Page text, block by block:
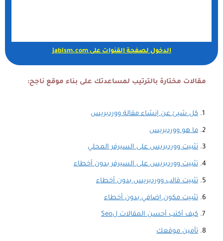
الدخول لصفحة القنوات على jabism.com
مقالات مختارة بالترتيب لمساعدتك على بناء موقع ناجح:
كل شيئ عن إنشاء مقالة ووردبريس
ما هو ووردبريس
تثبيت ووردبريس على السيرفر المحلي
تثبيت ووردبريس على السيرفر بدون أخطاء
تثبيت قالب ووردبريس بدون أخطاء
تثبيت مكون إضافي بدون أخطاء
كيف أكتب أحسن المقالات لSeo
تأمين موقعك